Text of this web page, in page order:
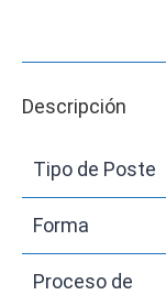
Descripción
Tipo de Poste
Forma
Proceso de